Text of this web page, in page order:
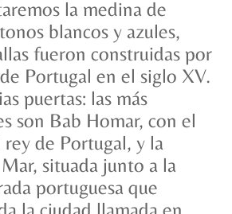
la medina de
blancos y azules,
fueron construidas por
Portugal en el siglo XV.
puertas: las más
son Bab Homar, con el
rey de Portugal, y la
situada junto a la
portuguesa que